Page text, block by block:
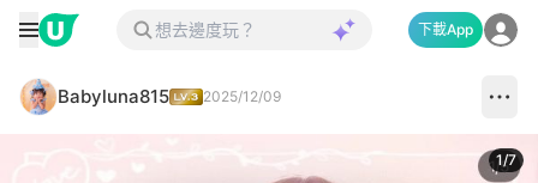
下載App
Babyluna815 2025/12/09
1/7